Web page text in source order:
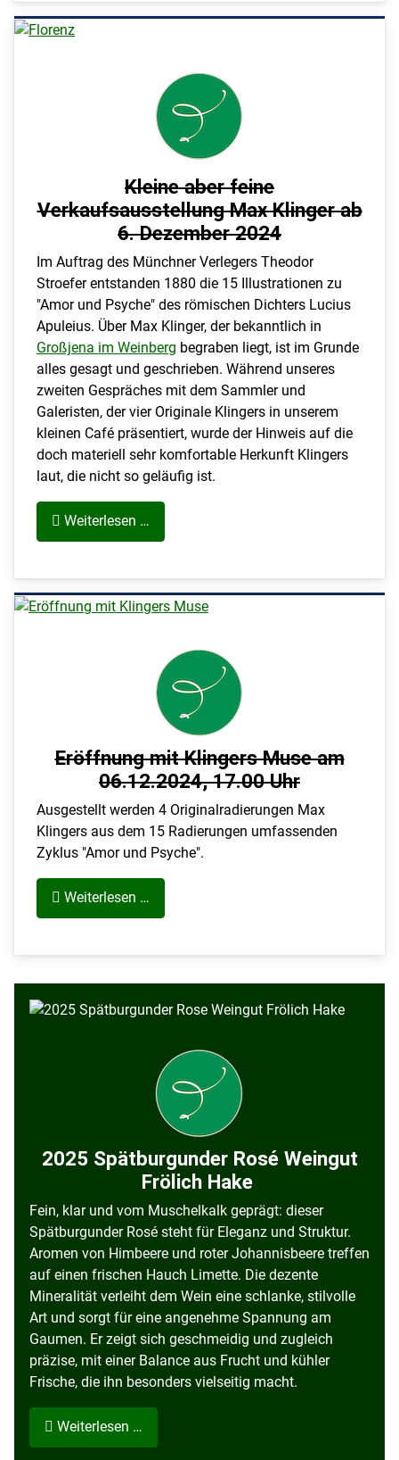
Kleine aber feine
Verkaufsausstellung Max Klinger ab
6. Dezember 2024
Im Auftrag des Münchner Verlegers Theodor
Stroefer entstanden 1880 die 15 Illustrationen zu
"Amor und Psyche" des römischen Dichters Lucius
Apuleius. Über Max Klinger, der bekanntlich in
Großjena im Weinberg begraben liegt, ist im Grunde
alles gesagt und geschrieben. Während unseres
zweiten Gespräches mit dem Sammler und
Galeristen, der vier Originale Klingers in unserem
kleinen Café präsentiert, wurde der Hinweis auf die
doch materiell sehr komfortable Herkunft Klingers
laut, die nicht so geläufig ist.
Weiterlesen …
Eröffnung mit Klingers Muse am
06.12.2024, 17.00 Uhr
Ausgestellt werden 4 Originalradierungen Max
Klingers aus dem 15 Radierungen umfassenden
Zyklus "Amor und Psyche".
Weiterlesen …
2025 Spätburgunder Rosé Weingut
Frölich Hake
Fein, klar und vom Muschelkalk geprägt: dieser
Spätburgunder Rosé steht für Eleganz und Struktur.
Aromen von Himbeere und roter Johannisbeere treffen
auf einen frischen Hauch Limette. Die dezente
Mineralität verleiht dem Wein eine schlanke, stilvolle
Art und sorgt für eine angenehme Spannung am
Gaumen. Er zeigt sich geschmeidig und zugleich
präzise, mit einer Balance aus Frucht und kühler
Frische, die ihn besonders vielseitig macht.
Weiterlesen …